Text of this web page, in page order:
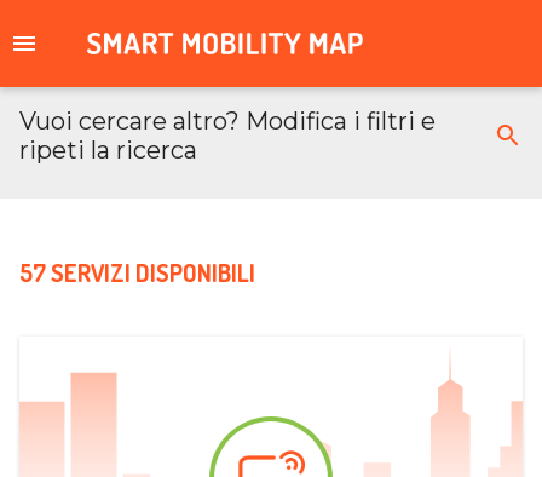
Vuoi cercare altro? Modifica i filtri e
ripeti la ricerca
57 SERVIZI DISPONIBILI